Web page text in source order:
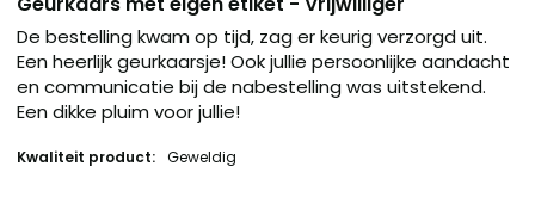
De bestelling kwam op tijd, zag er keurig verzorgd uit.
Een heerlijk geurkaarsje! Ook jullie persoonlijke aandacht
en communicatie bij de nabestelling was uitstekend.
Een dikke pluim voor jullie!
Kwaliteit product: Geweldig